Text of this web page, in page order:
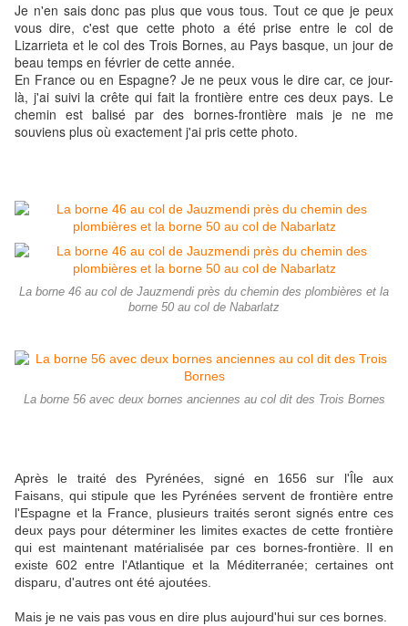
Je n'en sais donc pas plus que vous tous. Tout ce que je peux
vous dire, c'est que cette photo a été prise entre le col de
Lizarrieta et le col des Trois Bornes, au Pays basque, un jour de
beau temps en février de cette année.
En France ou en Espagne? Je ne peux vous le dire car, ce jour-
là, j'ai suivi la crête qui fait la frontière entre ces deux pays. Le
chemin est balisé par des bornes-frontière mais je ne me
souviens plus où exactement j'ai pris cette photo.
La borne 46 au col de Jauzmendi près du chemin des plombières et la
borne 50 au col de Nabarlatz
La borne 56 avec deux bornes anciennes au col dit des Trois Bornes
Après le traité des Pyrénées, signé en 1656 sur l'Île aux
Faisans, qui stipule que les Pyrénées servent de frontière entre
l'Espagne et la France, plusieurs traités seront signés entre ces
deux pays pour déterminer les limites exactes de cette frontière
qui est maintenant matérialisée par ces bornes-frontière. Il en
existe 602 entre l'Atlantique et la Méditerranée; certaines ont
disparu, d'autres ont été ajoutées.
Mais je ne vais pas vous en dire plus aujourd'hui sur ces bornes.